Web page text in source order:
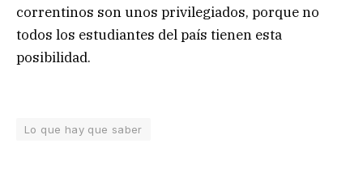
correntinos son unos privilegiados, porque no
todos los estudiantes del país tienen esta
posibilidad.
Lo que hay que saber